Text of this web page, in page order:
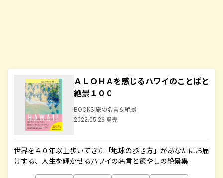
ＡＬＯＨＡを感じるハワイのことばと
絶景１００
BOOKS 旅の名言＆絶景
2022.05.26 発売
世界を４０年以上歩いてきた「地球の歩き方」があなたにお届
けする、人生を輝かせるハワイの名言と癒やしの絶景集